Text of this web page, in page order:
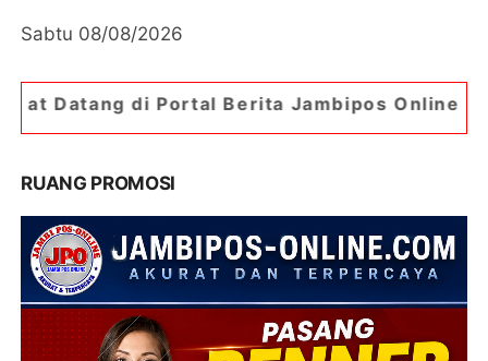
Sabtu 08/08/2026
di Portal Berita Jambipos Online. Portal
RUANG PROMOSI